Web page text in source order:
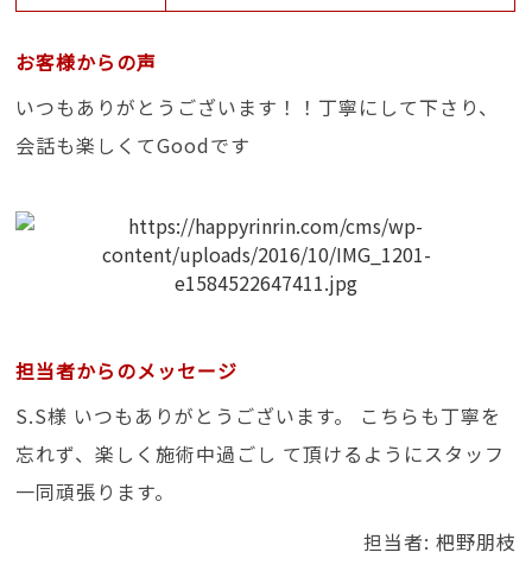
お客様からの声
いつもありがとうございます！！丁寧にして下さり、
会話も楽しくてGoodです
担当者からのメッセージ
S.S様 いつもありがとうございます。 こちらも丁寧を
忘れず、楽しく施術中過ごし て頂けるようにスタッフ
一同頑張ります。
担当者: 杷野朋枝